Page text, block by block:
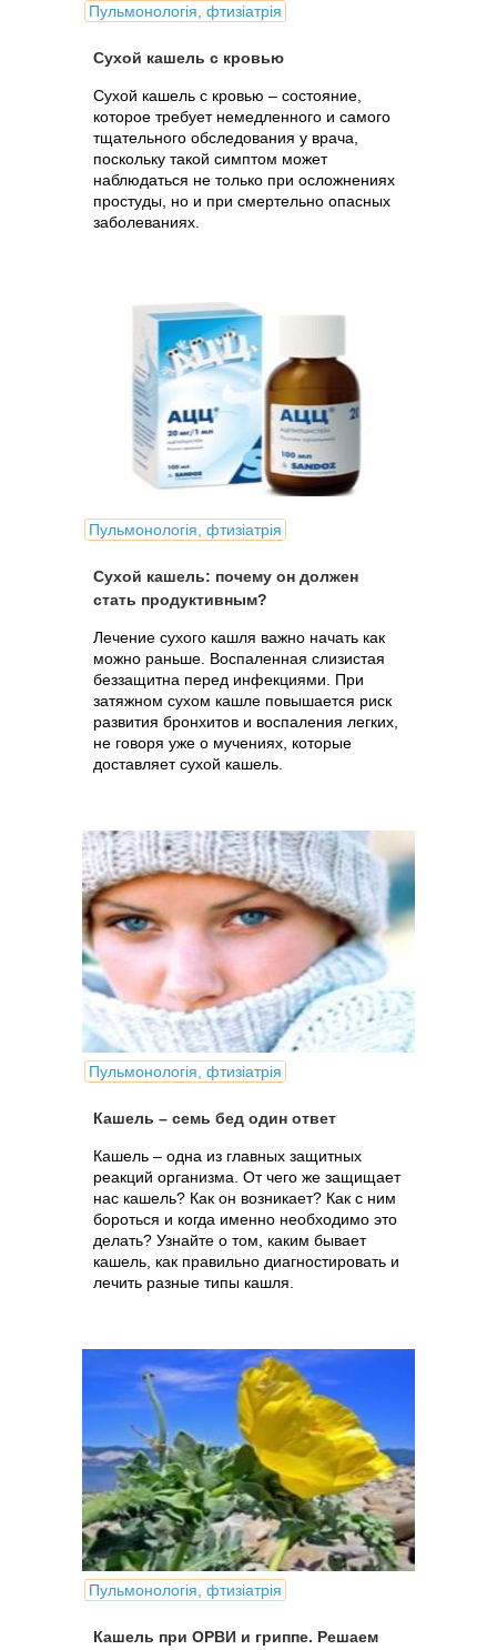
Пульмонологія, фтизіатрія
Сухой кашель с кровью
Сухой кашель с кровью – состояние,
которое требует немедленного и самого
тщательного обследования у врача,
поскольку такой симптом может
наблюдаться не только при осложнениях
простуды, но и при смертельно опасных
заболеваниях.
Пульмонологія, фтизіатрія
Сухой кашель: почему он должен
стать продуктивным?
Лечение сухого кашля важно начать как
можно раньше. Воспаленная слизистая
беззащитна перед инфекциями. При
затяжном сухом кашле повышается риск
развития бронхитов и воспаления легких,
не говоря уже о мучениях, которые
доставляет сухой кашель.
Пульмонологія, фтизіатрія
Кашель – семь бед один ответ
Кашель – одна из главных защитных
реакций организма. От чего же защищает
нас кашель? Как он возникает? Как с ним
бороться и когда именно необходимо это
делать? Узнайте о том, каким бывает
кашель, как правильно диагностировать и
лечить разные типы кашля.
Пульмонологія, фтизіатрія
Кашель при ОРВИ и гриппе. Решаем